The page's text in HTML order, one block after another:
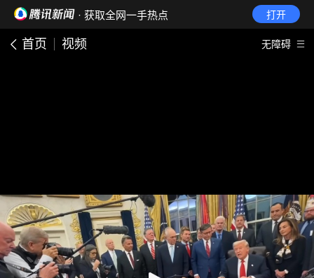
· 获取全网一手热点 打开
首页 视频 无障碍